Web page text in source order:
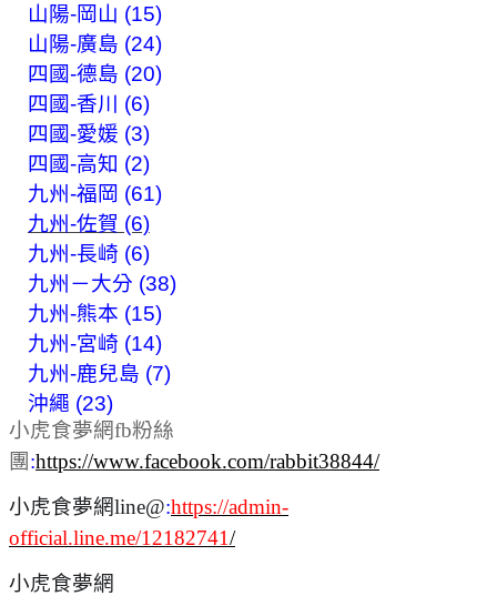
山陽-岡山 (15)
山陽-廣島 (24)
四國-德島 (20)
四國-香川 (6)
四國-愛媛 (3)
四國-高知 (2)
九州-福岡 (61)
九州-佐賀 (6)
九州-長崎 (6)
九州－大分 (38)
九州-熊本 (15)
九州-宮崎 (14)
九州-鹿兒島 (7)
沖繩 (23)
小虎食夢網fb粉絲
團 :https://www.facebook.com/rabbit38844/
小虎食夢網line@:https://admin-
official.line.me/12182741/
小虎食夢網